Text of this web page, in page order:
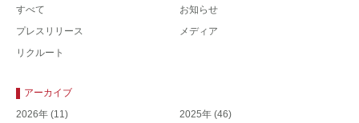
すべて
お知らせ
プレスリリース
メディア
リクルート
アーカイブ
2026年 (11) 2025年 (46)